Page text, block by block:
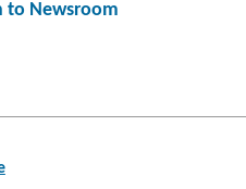
to Newsroom